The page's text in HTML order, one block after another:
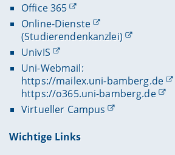
Office 365
Online-Dienste
(Studierendenkanzlei)
UnivIS
Uni-Webmail:
https://mailex.uni-bamberg.de
https://o365.uni-bamberg.de
Virtueller Campus
Wichtige Links